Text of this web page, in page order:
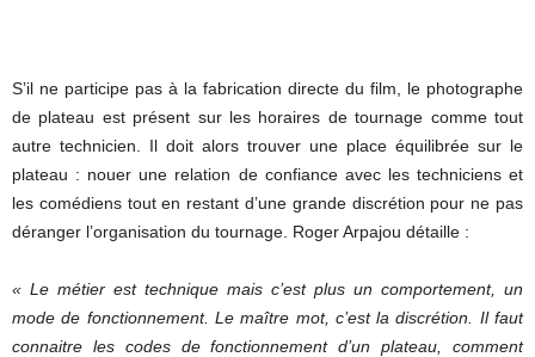
S’il ne participe pas à la fabrication directe du film, le photographe
de plateau est présent sur les horaires de tournage comme tout
autre technicien. Il doit alors trouver une place équilibrée sur le
plateau : nouer une relation de confiance avec les techniciens et
les comédiens tout en restant d’une grande discrétion pour ne pas
déranger l’organisation du tournage. Roger Arpajou détaille :
« Le métier est technique mais c’est plus un comportement, un
mode de fonctionnement. Le maître mot, c’est la discrétion. Il faut
connaitre les codes de fonctionnement d’un plateau, comment